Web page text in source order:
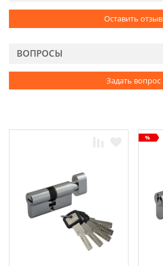
Оставить отзыв
ВОПРОСЫ
Задать вопрос